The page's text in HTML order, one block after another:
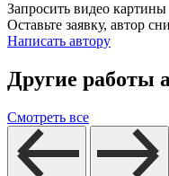
Запросить видео картины
Оставьте заявку, автор
Написать автору
Другие работы
Смотреть все